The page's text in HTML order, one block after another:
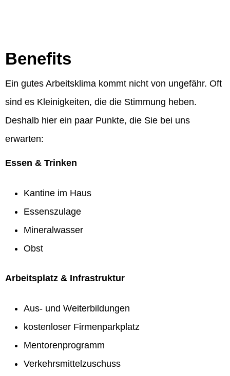
Benefits
Ein gutes Arbeitsklima kommt nicht von ungefähr. Oft
sind es Kleinigkeiten, die die Stimmung heben.
Deshalb hier ein paar Punkte, die Sie bei uns
erwarten:
Essen & Trinken
Kantine im Haus
Essenszulage
Mineralwasser
Obst
Arbeitsplatz & Infrastruktur
Aus- und Weiterbildungen
kostenloser Firmenparkplatz
Mentorenprogramm
Verkehrsmittelzuschuss